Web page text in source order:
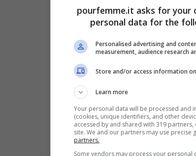
pourfemme.it asks for your
personal data for the
Personalised advertising and
measurement, audience research
Store and/or access information
Learn more
Your personal data will be processed and
(cookies, unique identifiers, and other
accessed by and shared with 319
site. We and our partners may use precise
partners.
Some vendors may process your personal